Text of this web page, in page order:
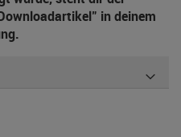
in deinem